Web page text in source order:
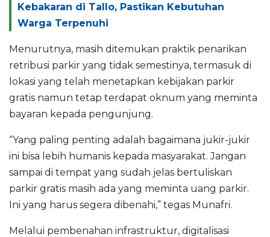
Kebakaran di Tallo, Pastikan Kebutuhan
Warga Terpenuhi
Menurutnya, masih ditemukan praktik penarikan
retribusi parkir yang tidak semestinya, termasuk di
lokasi yang telah menetapkan kebijakan parkir
gratis namun tetap terdapat oknum yang meminta
bayaran kepada pengunjung.
“Yang paling penting adalah bagaimana jukir-jukir
ini bisa lebih humanis kepada masyarakat. Jangan
sampai di tempat yang sudah jelas bertuliskan
parkir gratis masih ada yang meminta uang parkir.
Ini yang harus segera dibenahi,” tegas Munafri.
Melalui pembenahan infrastruktur, digitalisasi